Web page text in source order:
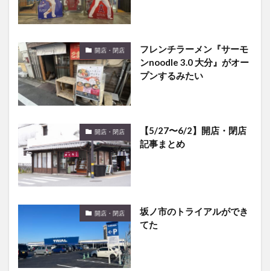
開店・閉店
フレンチラーメン『サーモ
ンnoodle 3.0 大分』がオー
プンするみたい
開店・閉店
【5/27〜6/2】開店・閉店
記事まとめ
開店・閉店
坂ノ市のトライアルができ
てた